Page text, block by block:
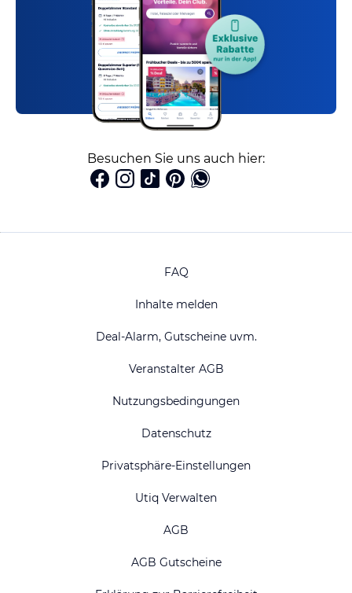
Besuchen Sie uns auch hier:
FAQ
Inhalte melden
Deal-Alarm, Gutscheine uvm.
Veranstalter AGB
Nutzungsbedingungen
Datenschutz
Privatsphäre-Einstellungen
Utiq Verwalten
AGB
AGB Gutscheine